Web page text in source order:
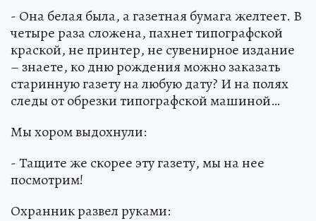
- Она белая была, а газетная бумага желтеет. В
четыре раза сложена, пахнет типографской
краской, не принтер, не сувенирное издание
– знаете, ко дню рождения можно заказать
старинную газету на любую дату? И на полях
следы от обрезки типографской машиной…
Мы хором выдохнули:
- Тащите же скорее эту газету, мы на нее
посмотрим!
Охранник развел руками: